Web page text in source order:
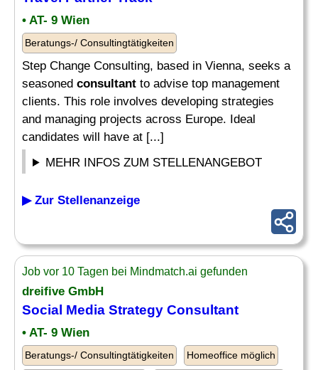
• AT- 9 Wien
Beratungs-/ Consultingtätigkeiten
Step Change Consulting, based in Vienna, seeks a
seasoned consultant to advise top management
clients. This role involves developing strategies
and managing projects across Europe. Ideal
candidates will have at [...]
MEHR INFOS ZUM STELLENANGEBOT
▶ Zur Stellenanzeige
Job vor 10 Tagen bei Mindmatch.ai gefunden
dreifive GmbH
Social Media Strategy Consultant
• AT- 9 Wien
Beratungs-/ Consultingtätigkeiten Homeoffice möglich